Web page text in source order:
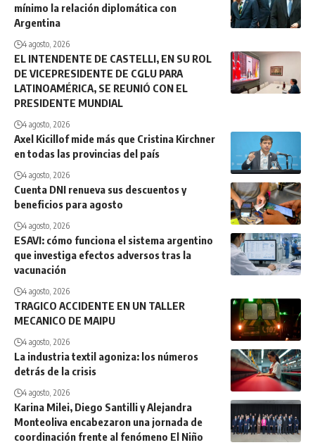
mínimo la relación diplomática con
Argentina
4 agosto, 2026
EL INTENDENTE DE CASTELLI, EN SU ROL
DE VICEPRESIDENTE DE CGLU PARA
LATINOAMÉRICA, SE REUNIÓ CON EL
PRESIDENTE MUNDIAL
4 agosto, 2026
Axel Kicillof mide más que Cristina Kirchner
en todas las provincias del país
4 agosto, 2026
Cuenta DNI renueva sus descuentos y
beneficios para agosto
4 agosto, 2026
ESAVI: cómo funciona el sistema argentino
que investiga efectos adversos tras la
vacunación
4 agosto, 2026
TRAGICO ACCIDENTE EN UN TALLER
MECANICO DE MAIPU
4 agosto, 2026
La industria textil agoniza: los números
detrás de la crisis
4 agosto, 2026
Karina Milei, Diego Santilli y Alejandra
Monteoliva encabezaron una jornada de
coordinación frente al fenómeno El Niño